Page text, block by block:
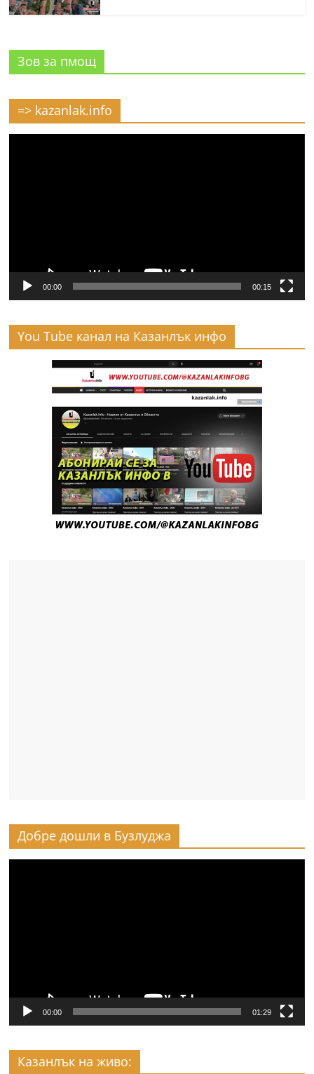
Зов за пмощ
=> kazanlak.info
00:00 00:15
You Tube канал на Казанлък инфо
Добре дошли в Бузлуджа
00:00 01:29
Казанлък на живо: